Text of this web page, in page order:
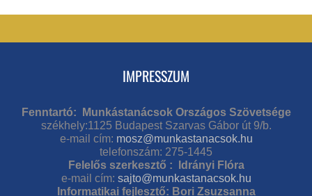
IMPRESSZUM
Fenntartó: Munkástanácsok Országos Szövetsége
székhely:1125 Budapest Szarvas Gábor út 9/b.
e-mail cím: mosz@munkastanacsok.hu
telefonszám: 275-1445
Felelős szerkesztő : Idrányi Flóra
e-mail cím: sajto@munkastanacsok.hu
Informatikai fejlesztő: Bori Zsuzsanna